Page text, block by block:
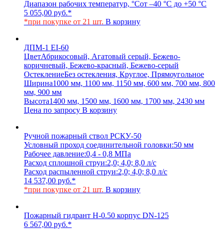
Диапазон рабочих температур, °Сот –40 °С до +50 °С
5 055,00 руб.*
*при покупке от 21 шт. В корзину
ДПМ-1 EI-60
ЦветАбрикосовый, Агатовый серый, Бежево-
коричневый, Бежево-красный, Бежево-серый
ОстеклениеБез остекления, Круглое, Прямоугольное
Ширина1000 мм, 1100 мм, 1150 мм, 600 мм, 700 мм, 800
мм, 900 мм
Высота1400 мм, 1500 мм, 1600 мм, 1700 мм, 2430 мм
Цена по запросу В корзину
Ручной пожарный ствол РСКУ-50
Условный проход соединительной головки:50 мм
Рабочее давление:0,4 - 0,8 МПа
Расход сплошной струи:2,0; 4,0; 8,0 л/с
Расход распыленной струи:2,0; 4,0; 8,0 л/с
14 537,00 руб.*
*при покупке от 21 шт. В корзину
Пожарный гидрант Н-0.50 корпус DN-125
6 567,00 руб.*